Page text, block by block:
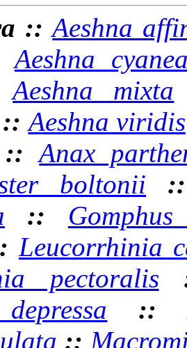
::Aeshna
Aeshna
Aeshna mixta
::Aeshna viridis
Anax
boltonii
::
Leucorrhinia
pectoralis
::
::